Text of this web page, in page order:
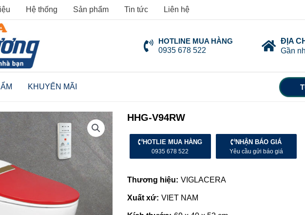
Hệ thống Sản phẩm Tin tức Liên hệ
HOTLINE MUA HÀNG
0935 678 522
ĐỊA
Gần
KHUYẾN MÃI
HHG-V94RW
HOTLIE MUA HÀNG
0935 678 522
NHẬN BÁO GIÁ
Yêu cầu gửi báo giá
Thương hiệu: VIGLACERA
Xuất xứ: VIET NAM